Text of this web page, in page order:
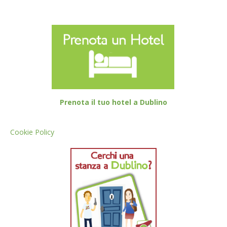
Prenota il tuo hotel a Dublino
Cookie Policy